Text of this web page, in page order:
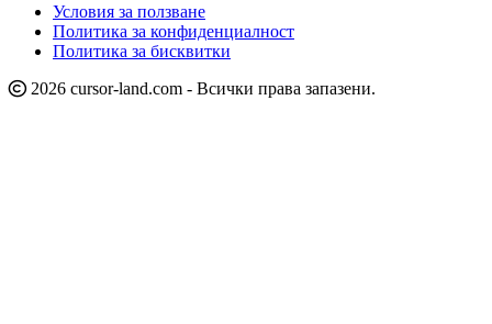
Условия за ползване
Политика за конфиденциалност
Политика за бисквитки
2026 cursor-land.com - Всички права запазени.